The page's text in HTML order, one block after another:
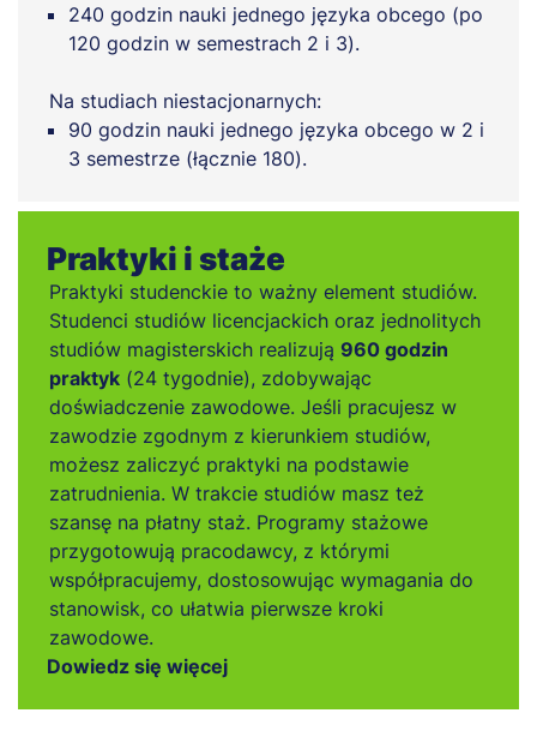
240 godzin nauki jednego języka obcego (po
120 godzin w semestrach 2 i 3).
Na studiach niestacjonarnych:
90 godzin nauki jednego języka obcego w 2 i
3 semestrze (łącznie 180).
Praktyki i staże
Praktyki studenckie to ważny element studiów.
Studenci studiów licencjackich oraz jednolitych
studiów magisterskich realizują 960 godzin
praktyk (24 tygodnie), zdobywając
doświadczenie zawodowe. Jeśli pracujesz w
zawodzie zgodnym z kierunkiem studiów,
możesz zaliczyć praktyki na podstawie
zatrudnienia. W trakcie studiów masz też
szansę na płatny staż. Programy stażowe
przygotowują pracodawcy, z którymi
współpracujemy, dostosowując wymagania do
stanowisk, co ułatwia pierwsze kroki
zawodowe.
Dowiedz się więcej